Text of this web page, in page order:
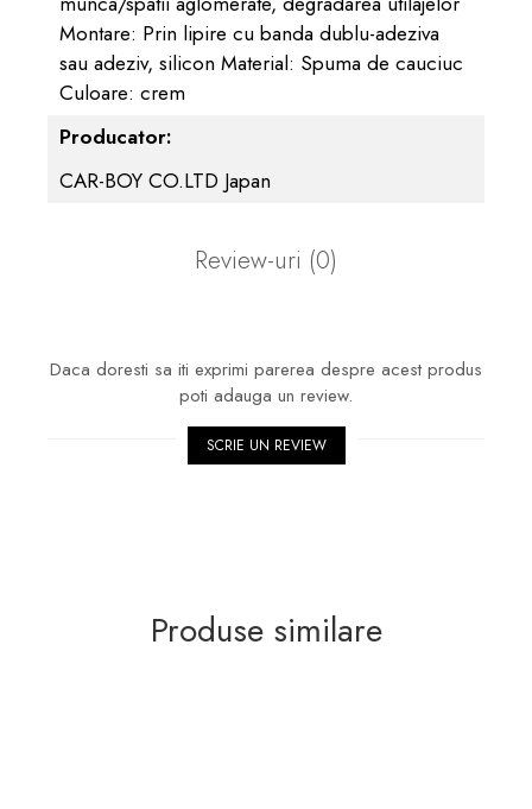
Montare: Prin lipire cu banda dublu-adeziva
sau adeziv, silicon Material: Spuma de cauciuc
Culoare: crem
Producator:
CAR-BOY CO.LTD Japan
Review-uri (0)
Daca doresti sa iti exprimi parerea despre acest produs
poti adauga un review.
SCRIE UN REVIEW
Produse similare